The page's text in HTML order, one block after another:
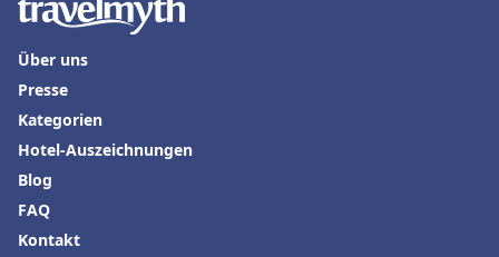
Über uns
Presse
Kategorien
Hotel-Auszeichnungen
Blog
FAQ
Kontakt